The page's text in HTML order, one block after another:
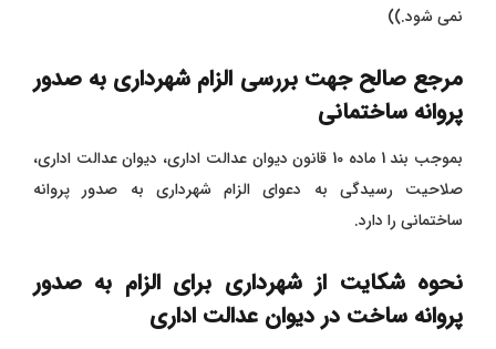
نمی شود.))
مرجع صالح جهت بررسی الزام شهرداری به صدور
پروانه ساختمانی
بموجب بند 1 ماده 10 قانون دیوان عدالت اداری، دیوان عدالت اداری،
صلاحیت رسیدگی به دعوای الزام شهرداری به صدور پروانه
ساختمانی را دارد.
نحوه شکایت از شهرداری برای الزام به صدور
پروانه ساخت در دیوان عدالت اداری